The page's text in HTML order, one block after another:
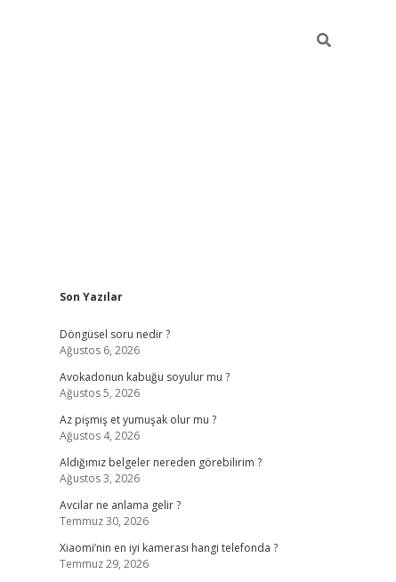
Sidebar
Son Yazılar
Döngüsel soru nedir ?
Ağustos 6, 2026
Avokadonun kabuğu soyulur mu ?
Ağustos 5, 2026
Az pişmiş et yumuşak olur mu ?
Ağustos 4, 2026
Aldığımız belgeler nereden görebilirim ?
Ağustos 3, 2026
Avcılar ne anlama gelir ?
Temmuz 30, 2026
Xiaomi’nin en iyi kamerası hangi telefonda ?
Temmuz 29, 2026